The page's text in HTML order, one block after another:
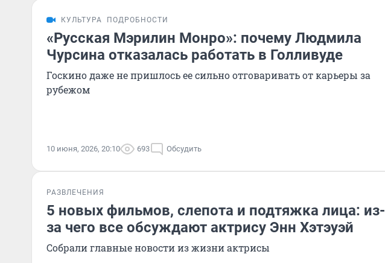
КУЛЬТУРА ПОДРОБНОСТИ
«Русская Мэрилин Монро»: почему Людмила
Чурсина отказалась работать в Голливуде
Госкино даже не пришлось ее сильно отговаривать от карьеры за
рубежом
10 июня, 2026, 20:10 693 Обсудить
РАЗВЛЕЧЕНИЯ
5 новых фильмов, слепота и подтяжка лица: из-
за чего все обсуждают актрису Энн Хэтэуэй
Собрали главные новости из жизни актрисы